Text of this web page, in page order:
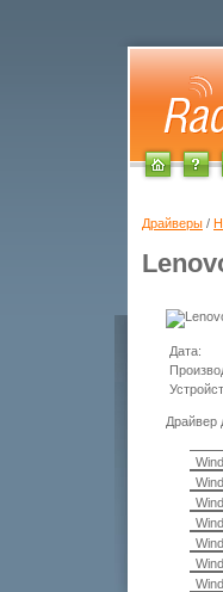
Драйверы /
Дата:
Драйвер